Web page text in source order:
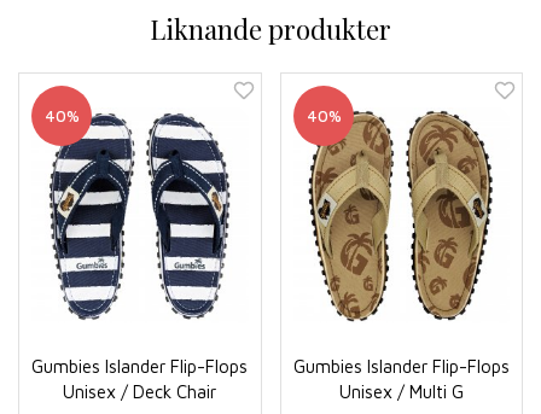
Liknande produkter
40%
Gumbies Islander Flip-Flops
Unisex / Deck Chair
40%
Gumbies Islander Flip-Flops
Unisex / Multi G